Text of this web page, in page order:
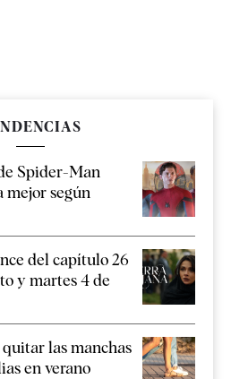
Spider-Man
mejor según
del capítulo 26
y martes 4 de
quitar las manchas
en verano